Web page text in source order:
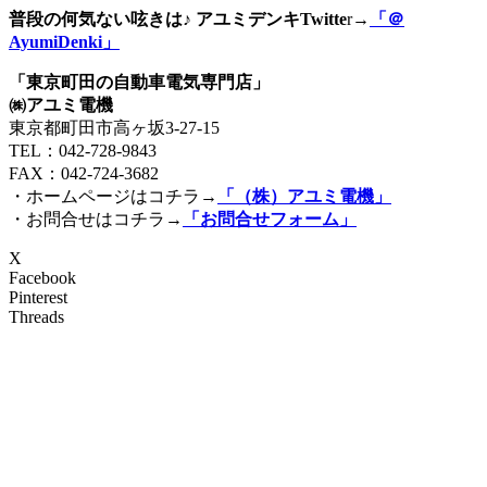
普段の何気ない呟きは♪ アユミデンキTwitter→
「＠
AyumiDenki」
「東京町田の自動車電気専門店」
㈱アユミ電機
東京都町田市高ヶ坂3‐27‐15
TEL：042-728-9843
FAX：042-724-3682
・ホームページはコチラ→
「（株）アユミ電機」
・お問合せはコチラ→
「お問合せフォーム」
X
Facebook
Pinterest
Threads